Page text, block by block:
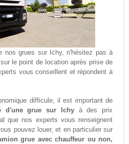
nos grues sur Ichy, n'hésitez pas à
le point de location après prise de
vous conseillent et répondent à
difficule, il est important de
d'une grue sur Ichyà des prix
que nos experts vous renseignent
pouvez louer, et en particulier sur
grue avec chauffeur ou non,